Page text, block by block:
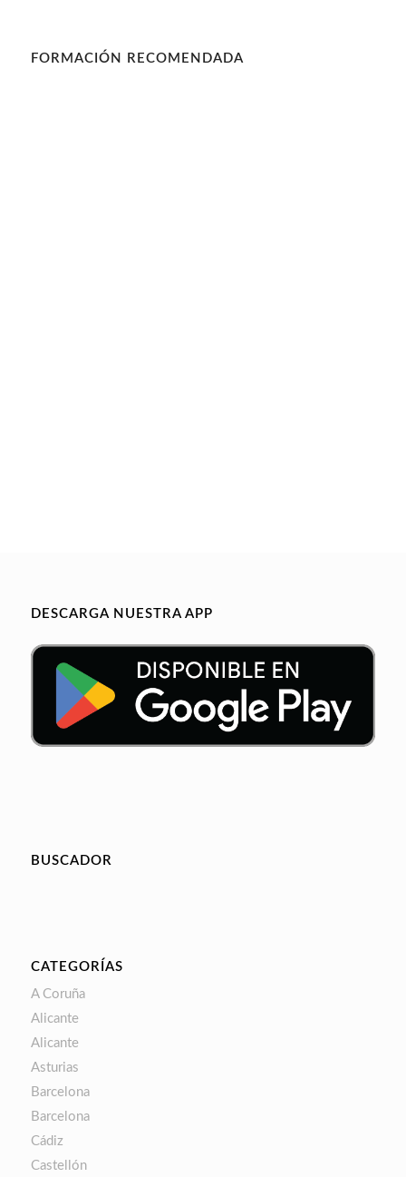
FORMACIÓN RECOMENDADA
DESCARGA NUESTRA APP
BUSCADOR
CATEGORÍAS
A Coruña
Alicante
Alicante
Asturias
Barcelona
Barcelona
Cádiz
Castellón